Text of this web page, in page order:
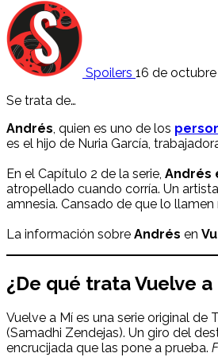
Spoilers 16 de
Se trata de…
Andrés , quien es uno de los
es el hijo de Nuria García,
En el Capítulo 2 de la serie, Andrés
atropellado cuando corría. Un
amnesia. Cansado de que lo
La información sobre Andrés en
¿De qué trataVuelve a
Vuelve a Mí es una serie original
(Samadhi Zendejas). Un giro del
encrucijada que las pone a prueba.